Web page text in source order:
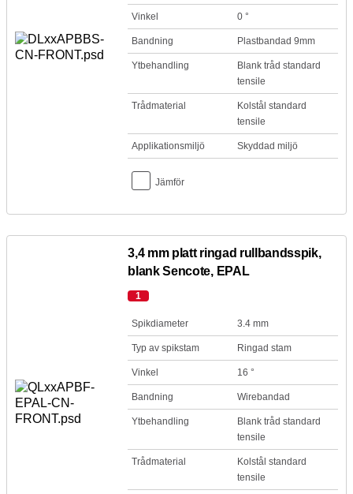
Vinkel 0 °
Bandning Plastbandad 9mm
Ytbehandling
Blank tråd standard
tensile
Trådmaterial
Kolstål standard
tensile
Applikationsmiljö Skyddad miljö
Jämför
3,4 mm platt ringad rullbandsspik,
blank Sencote, EPAL
1
Spikdiameter 3.4 mm
Typ av spikstam Ringad stam
Vinkel 16 °
Bandning Wirebandad
Ytbehandling
Blank tråd standard
tensile
Trådmaterial
Kolstål standard
tensile